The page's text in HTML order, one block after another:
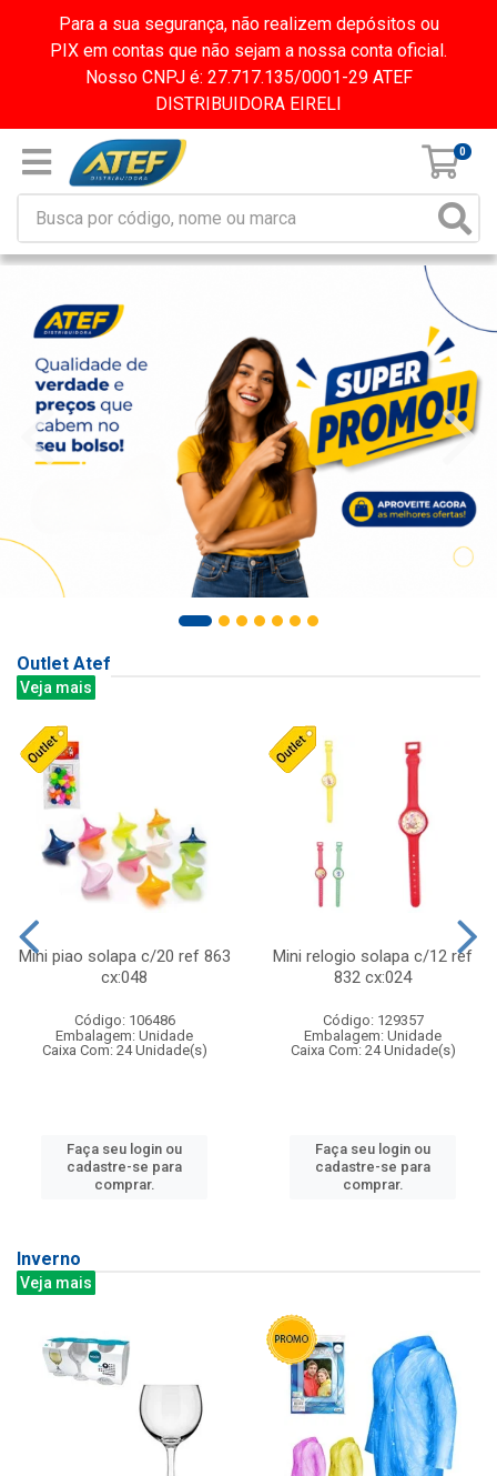
Para a sua segurança, não realizem depósitos ou
PIX em contas que não sejam a nossa conta oficial.
Nosso CNPJ é: 27.717.135/0001-29 ATEF
DISTRIBUIDORA EIRELI
0
Outlet Atef
Veja mais
Mini piao solapa c/20 ref 863
cx:048
Código: 106486
Embalagem: Unidade
Caixa Com: 24 Unidade(s)
Faça seu login ou
cadastre-se para
comprar.
Mini relogio solapa c/12 ref
832 cx:024
Código: 129357
Embalagem: Unidade
Caixa Com: 24 Unidade(s)
Faça seu login ou
cadastre-se para
comprar.
Inverno
Veja mais